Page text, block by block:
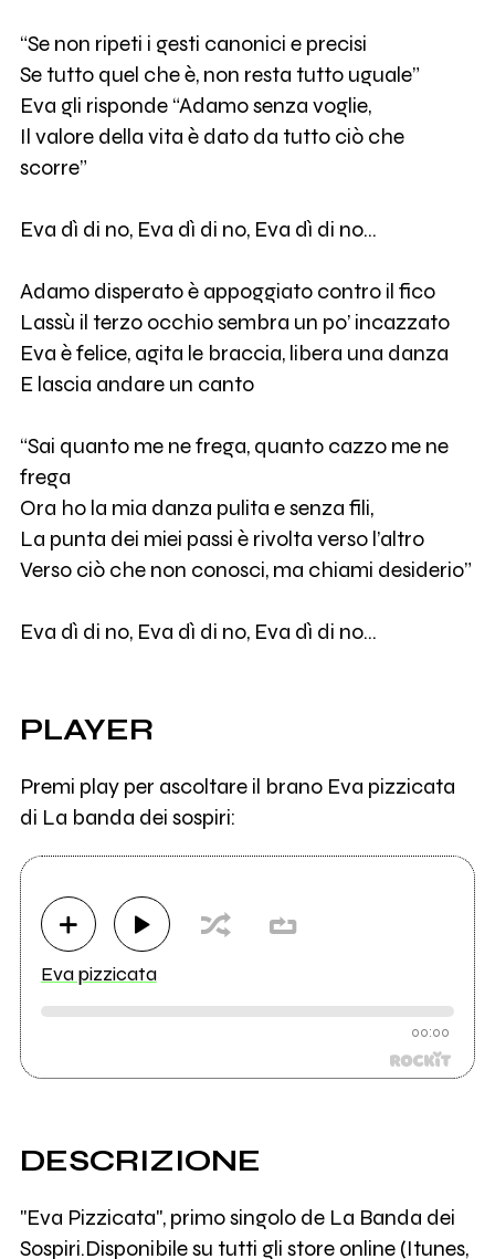
“Se non ripeti i gesti canonici e precisi
Se tutto quel che è, non resta tutto uguale”
Eva gli risponde “Adamo senza voglie,
Il valore della vita è dato da tutto ciò che
scorre”
Eva dì di no, Eva dì di no, Eva dì di no…
Adamo disperato è appoggiato contro il fico
Lassù il terzo occhio sembra un po’ incazzato
Eva è felice, agita le braccia, libera una danza
E lascia andare un canto
“Sai quanto me ne frega, quanto cazzo me ne
frega
Ora ho la mia danza pulita e senza fili,
La punta dei miei passi è rivolta verso l’altro
Verso ciò che non conosci, ma chiami desiderio”
Eva dì di no, Eva dì di no, Eva dì di no…
PLAYER
Premi play per ascoltare il brano Eva pizzicata
di La banda dei sospiri:
Eva pizzicata
00:00
DESCRIZIONE
"Eva Pizzicata", primo singolo de La Banda dei
Sospiri.Disponibile su tutti gli store online (Itunes,